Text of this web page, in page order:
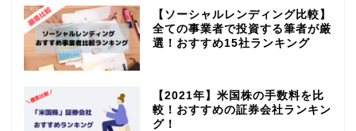
【ソーシャルレンディング比較】
全ての事業者で投資する筆者が厳
選！おすすめ15社ランキング
【2021年】米国株の手数料を比
較！おすすめの証券会社ランキン
グ！